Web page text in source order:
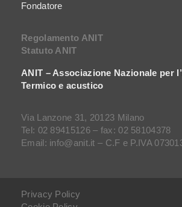
Fondatore
Regolamento ANIT
Statuto ANIT
ANIT – Associazione Nazionale per
Termico e acustico
Via Lanzone 31, 20123 Milano
Tel: 02 89415126 – fax: 02 58104378
Email: info@anit.it – C.F e P.IVA
Privacy Policy